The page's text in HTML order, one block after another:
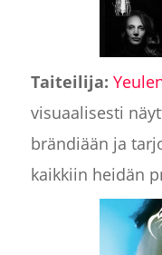
Taiteilija:
visuaalisesti
brändiään ja
kaikkiin heidän